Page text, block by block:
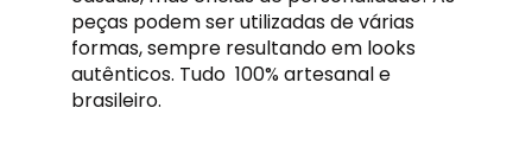
peças podem ser utilizadas de várias
formas, sempre resultando em looks
autênticos. Tudo 100% artesanal e
brasileiro.